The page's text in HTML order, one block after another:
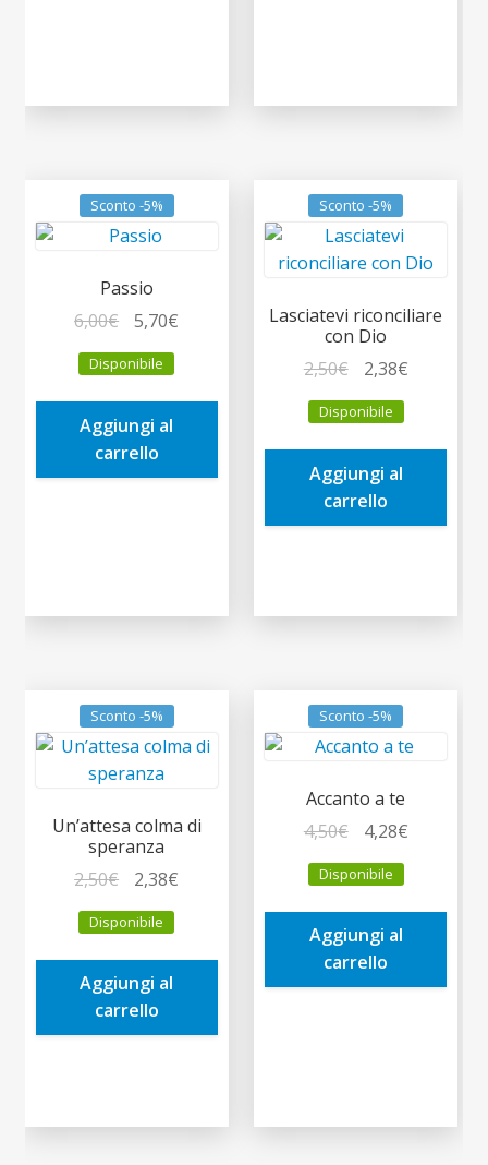
Sconto -5%
Passio
6,00€
prezzo
originale
era:
6,00€.
5,70€
è:
Disponibile
Aggiungi al
carrello
Sconto -5%
Lasciatevi riconciliare
con Dio
2,50€
prezzo
originale
era:
2,50€.
2,38€Il
è:
Disponibile
Aggiungi al
carrello
Sconto -5%
Un’attesa colma di
speranza
2,50€
prezzo
originale
era:
2,50€.
2,38€
è:
Disponibile
Aggiungi al
carrello
Sconto -5%
Accanto a te
4,50€
prezzo
originale
era:
4,50€.
4,28€Il
è:
Disponibile
Aggiungi al
carrello